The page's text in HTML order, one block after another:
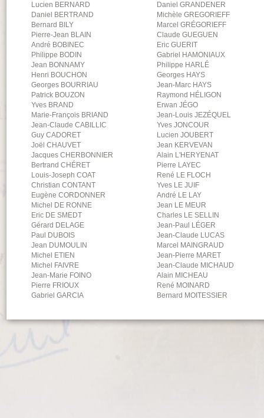
Lucien BERNARD Daniel GRANDENER
Daniel
BERTRAND Michèle GREGORIEFF
Bernard BILY Marcel GRÉGORIEFF
Pierre-Jean BLAIN Claude GUEGUEN
André BOBINEC Eric GUERIT
Philippe BODIN Gabriel
HAMONIAUX
Jean BONNAMY Philippe HARLÉ
Henri BOUCHON Georges HAYS
Georges BOURRIAU Jean-Marc HAYS
Patrick BOUZON Raymond HÉLIGON
Yves BRAND Erwan JÉGO
Marie-François BRIAND Jean-Louis JEZÉQUEL
Jean-Claude CABILLIC Yves JONCOUR
Guy CADORET Lucien JOUBERT
Joël CHAUVET Jean KERVEVAN
Jacques CHERBONNIER Alain L'HERYENAT
Bertrand CHÉRET Pierre LAYEC
Louis-Joseph COAT René LE FLOCH
Christian CONTANT Yves LE JUIF
Eugène CORDONNER André LE LAY
Michel
DE RONNE Jean LE MEUR
Eric DE SMEDT Charles LE SELLIN
Gérard DELAGE Jean-Paul
LÉGER
Paul
DUBOIS Jean-Claude LUCAS
Jean DUMOULIN Marcel
MAINGRAUD
Michel
ETIEN Jean-Pierre MARET
Michel
FAIVRE Jean-Claude MICHAUD
Jean-Marie FOINO Alain MICHEAU
Pierre FRIOUX René MOINARD
Gabriel GARCIA Bernard MOITESSIER